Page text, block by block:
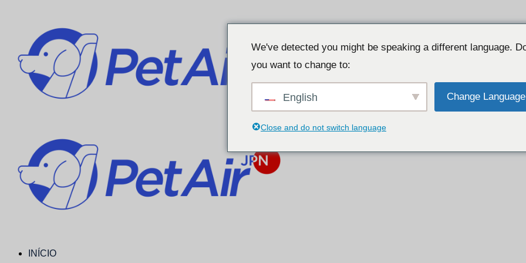
INÍCIO
We've detected you might be speaking a different language.
you want to change to:
English Change Language
Close and do not switch language